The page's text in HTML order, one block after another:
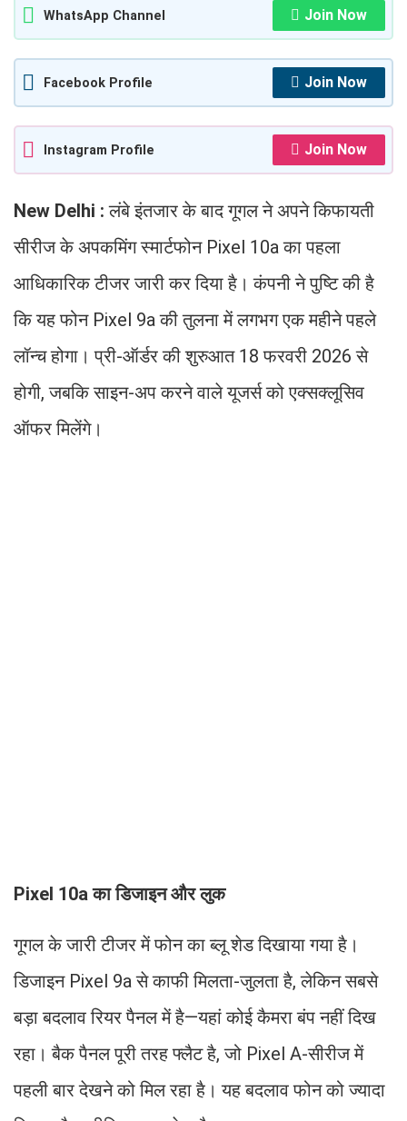
WhatsApp Channel Join Now
Facebook Profile Join Now
Instagram Profile Join Now
New Delhi :लंबे इंतजार के बाद गूगल ने अपने किफायती
सीरीज के अपकमिंग स्मार्टफोन Pixel 10a का पहला
आधिकारिक टीजर जारी कर दिया है। कंपनी ने पुष्टि की है
कि यह फोन Pixel 9a की तुलना में लगभग एक महीने पहले
लॉन्च होगा। प्री-ऑर्डर की शुरुआत 18 फरवरी 2026 से
होगी, जबकि साइन-अप करने वाले यूजर्स को एक्सक्लूसिव
ऑफर मिलेंगे।
Pixel 10a का डिजाइन और लुक
गूगल के जारी टीजर में फोन का ब्लू शेड दिखाया गया है।
डिजाइन Pixel 9a से काफी मिलता-जुलता है, लेकिन सबसे
बड़ा बदलाव रियर पैनल में है—यहां कोई कैमरा बंप नहीं दिख
रहा। बैक पैनल पूरी तरह फ्लैट है, जो Pixel A-सीरीज में
पहली बार देखने को मिल रहा है। यह बदलाव फोन को ज्यादा